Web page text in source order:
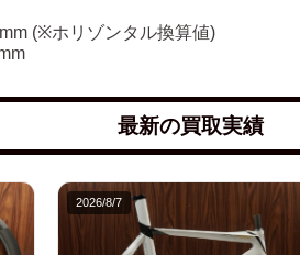
(※ホリゾンタル換算値)
最新の買取実績
2026/8/7